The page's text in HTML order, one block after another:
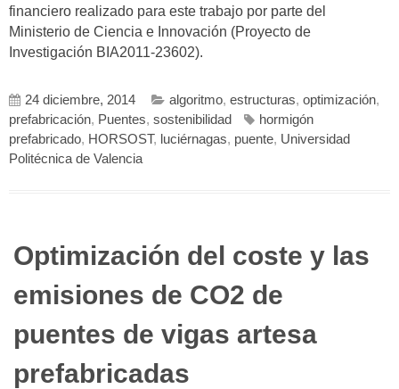
financiero realizado para este trabajo por parte del
Ministerio de Ciencia e Innovación (Proyecto de
Investigación BIA2011-23602).
24 diciembre, 2014 algoritmo, estructuras, optimización,
prefabricación, Puentes, sostenibilidad
hormigón
prefabricado, HORSOST, luciérnagas, puente, Universidad
Politécnica de Valencia
Optimización del coste y las
emisiones de CO2 de
puentes de vigas artesa
prefabricadas